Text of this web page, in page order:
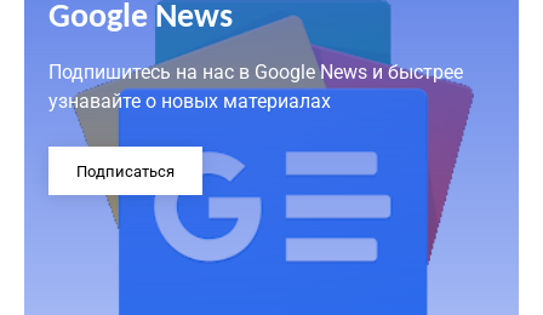
Google News
Подпишитесь на нас в Google News и быстрее
узнавайте о новых материалах
Подписаться